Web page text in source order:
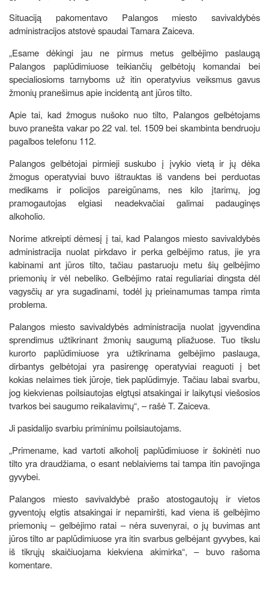
Situaciją pakomentavo Palangos miesto savivaldybės
administracijos atstovė spaudai Tamara Zaiceva.
„Esame dėkingi jau ne pirmus metus gelbėjimo paslaugą
Palangos paplūdimiuose teikiančių gelbėtojų komandai bei
specialiosioms tarnyboms už itin operatyvius veiksmus gavus
žmonių pranešimus apie incidentą ant jūros tilto.
Apie tai, kad žmogus nušoko nuo tilto, Palangos gelbėtojams
buvo pranešta vakar po 22 val. tel. 1509 bei skambinta bendruoju
pagalbos telefonu 112.
Palangos gelbėtojai pirmieji suskubo į įvykio vietą ir jų dėka
žmogus operatyviai buvo ištrauktas iš vandens bei perduotas
medikams ir policijos pareigūnams, nes kilo įtarimų, jog
pramogautojas elgiasi neadekvačiai galimai padauginęs
alkoholio.
Norime atkreipti dėmesį į tai, kad Palangos miesto savivaldybės
administracija nuolat pirkdavo ir perka gelbėjimo ratus, jie yra
kabinami ant jūros tilto, tačiau pastaruoju metu šių gelbėjimo
priemonių ir vėl nebeliko. Gelbėjimo ratai reguliariai dingsta dėl
vagysčių ar yra sugadinami, todėl jų prieinamumas tampa rimta
problema.
Palangos miesto savivaldybės administracija nuolat įgyvendina
sprendimus užtikrinant žmonių saugumą pliažuose. Tuo tikslu
kurorto paplūdimiuose yra užtikrinama gelbėjimo paslauga,
dirbantys gelbėtojai yra pasirengę operatyviai reaguoti į bet
kokias nelaimes tiek jūroje, tiek paplūdimyje. Tačiau labai svarbu,
jog kiekvienas poilsiautojas elgtųsi atsakingai ir laikytųsi viešosios
tvarkos bei saugumo reikalavimų“, – rašė T. Zaiceva.
Ji pasidalijo svarbiu priminimu poilsiautojams.
„Primename, kad vartoti alkoholį paplūdimiuose ir šokinėti nuo
tilto yra draudžiama, o esant neblaiviems tai tampa itin pavojinga
gyvybei.
Palangos miesto savivaldybė prašo atostogautojų ir vietos
gyventojų elgtis atsakingai ir nepamiršti, kad viena iš gelbėjimo
priemonių – gelbėjimo ratai – nėra suvenyrai, o jų buvimas ant
jūros tilto ar paplūdimiuose yra itin svarbus gelbėjant gyvybes, kai
iš tikrųjų skaičiuojama kiekviena akimirka“, – buvo rašoma
komentare.